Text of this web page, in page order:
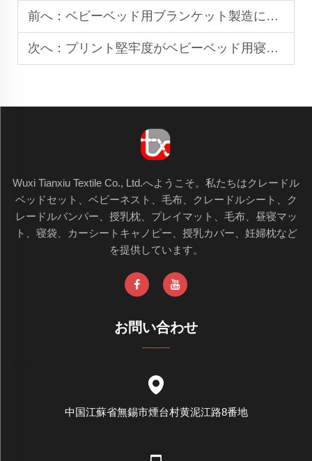
前へ： ベビーベッド用ブランケット製造における縫い目強度が重要な理由
次へ： プリント堅牢度がベビーベッド用寝具製品の寿命にどのように影響するか？
Wuxi Tianxiu Textile Co., Ltd.へようこそ。私たちはクレードル
ベッドセット、ベビーネスト、毛布、クレードルシート、ク
レードルバンパー、授乳枕、プレイマット、毛布、昼寝マッ
ト、寝袋、カーシートキャノピー、授乳カバー、妊婦枕など
を提供しています。
お問い合わせ
中国江蘇省無錫市煙台村黄泥江路8番地